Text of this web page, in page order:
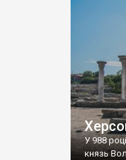
влада в
У 988
князь